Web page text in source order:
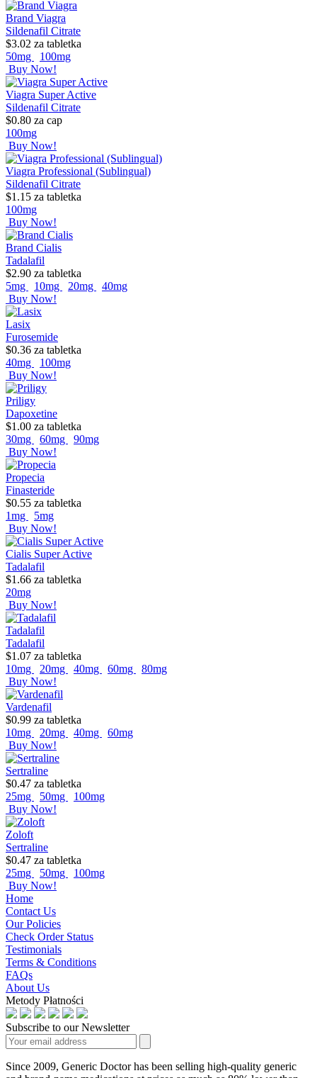
Brand Viagra
Sildenafil Citrate
$3.02 za tabletka
50mg
100mg
Buy Now!
Viagra Super Active
Sildenafil Citrate
$0.80 za cap
100mg
Buy Now!
Viagra Professional (Sublingual)
Sildenafil Citrate
$1.15 za tabletka
100mg
Buy Now!
Brand Cialis
Tadalafil
$2.90 za tabletka
5mg
10mg 20mg
40mg
Buy Now!
Lasix
Furosemide
$0.36 za tabletka
40mg
100mg
Buy Now!
Priligy
Dapoxetine
$1.00 za tabletka
30mg
60mg
90mg
Buy Now!
Propecia
Finasteride
$0.55 za tabletka
1mg
5mg
Buy Now!
Cialis Super Active
Tadalafil
$1.66 za tabletka
20mg
Buy Now!
Tadalafil
Tadalafil
$1.07 za tabletka
10mg
20mg 40mg 60mg
80mg
Buy Now!
Vardenafil
$0.99 za tabletka
10mg
20mg 40mg
60mg
Buy Now!
Sertraline
$0.47 za tabletka
25mg
50mg
100mg
Buy Now!
Zoloft
Sertraline
$0.47 za tabletka
25mg
50mg
100mg
Buy Now!
Home
Contact Us
Our Policies
Check Order Status
Testimonials
Terms & Conditions
FAQs
About Us
Metody Płatności
Subscribe to our Newsletter
Since 2009, Generic Doctor has been selling high-quality generic